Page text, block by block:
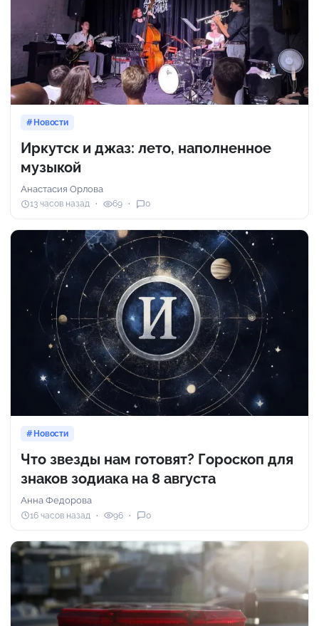
Новости
Иркутск и джаз: лето, наполненное
музыкой
Анастасия Орлова
13 часов назад 69 0
Новости
Что звезды нам готовят? Гороскоп для
знаков зодиака на 8 августа
Анна Федорова
16 часов назад 96 0